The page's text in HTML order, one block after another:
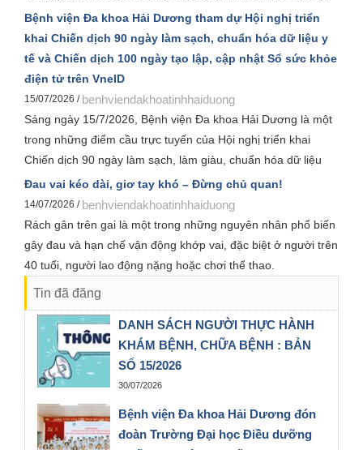
Kyoko Sudo làm Trưởng đoàn cùng các giảng viên, sinh viên
đến tham quan, trao đổi chuyên môn về công tác điều dưỡng
và chăm sóc người bệnh.
Bệnh viện Đa khoa Hải Dương tham dự Hội nghị triển
khai Chiến dịch 90 ngày làm sạch, chuẩn hóa dữ liệu y
tế và Chiến dịch 100 ngày tạo lập, cập nhật Sổ sức khỏe
điện tử trên VneID
15/07/2026 / benhviendakhoatinhhaiduong
Sáng ngày 15/7/2026, Bệnh viện Đa khoa Hải Dương là một
trong những điểm cầu trực tuyến của Hội nghị triển khai
Chiến dịch 90 ngày làm sạch, làm giàu, chuẩn hóa dữ liệu
của 12 cơ sở dữ liệu chuyên ngành y tế và Chiến dịch 100
ngày tạo lập, cập nhật Sổ sức khỏe điện tử trên ứng dụng
VNeID, do Bộ Y tế tổ chức và được Sở Y tế Hải Phòng triển
khai đến các đơn vị trong toàn ngành. Hội nghị được kết nối
trực tuyến từ Bộ Y tế tới các địa phương trên cả nước.
Đau vai kéo dài, giơ tay khó – Đừng chủ quan!
14/07/2026 / benhviendakhoatinhhaiduong
Rách gân trên gai là một trong những nguyên nhân phổ biến
gây đau và hạn chế vận động khớp vai, đặc biệt ở người trên
40 tuổi, người lao động nặng hoặc chơi thể thao.
Tin đã đăng
DANH SÁCH NGƯỜI THỰC HÀNH
KHÁM BỆNH, CHỮA BỆNH : BẢN
SỐ 15/2026
30/07/2026
Bệnh viện Đa khoa Hải Dương đón
đoàn Trường Đại học Điều dưỡng